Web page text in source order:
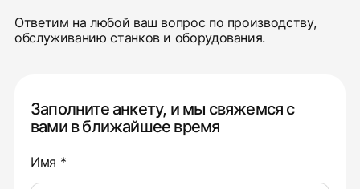
Ответим на любой ваш вопрос по производству,
обслуживанию станков и оборудования.
Заполните анкету, и мы свяжемся с
вами в ближайшее время
Имя *